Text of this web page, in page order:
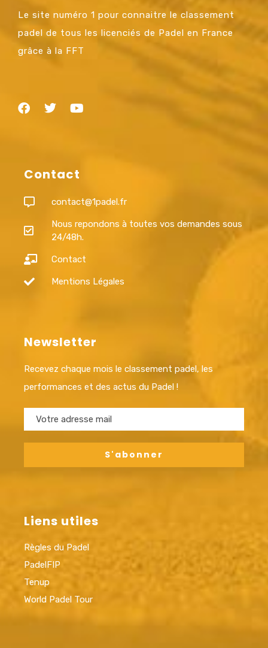
Le site numéro 1 pour connaitre le classement
padel de tous les licenciés de Padel en France
grâce à la FFT
Contact
contact@1padel.fr
Nous repondons à toutes vos demandes sous
24/48h.
Contact
Mentions Légales
Newsletter
Recevez chaque mois le classement padel, les
performances et des actus du Padel !
Liens utiles
Règles du Padel
PadelFIP
Tenup
World Padel Tour